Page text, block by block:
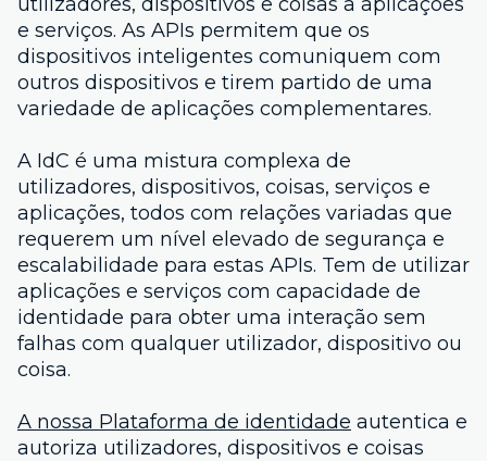
e serviços. As APIs permitem que os
dispositivos inteligentes comuniquem com
outros dispositivos e tirem partido de uma
variedade de aplicações complementares.
A IdC é uma mistura complexa de
utilizadores, dispositivos, coisas, serviços e
aplicações, todos com relações variadas que
requerem um nível elevado de segurança e
escalabilidade para estas APIs. Tem de utilizar
aplicações e serviços com capacidade de
identidade para obter uma interação sem
falhas com qualquer utilizador, dispositivo ou
coisa.
A nossa Plataforma de identidade autentica e
autoriza utilizadores, dispositivos e coisas